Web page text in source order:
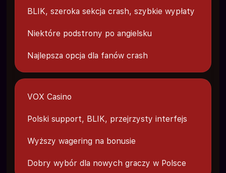
BLIK, szeroka sekcja crash, szybkie wypłaty
Niektóre podstrony po angielsku
Najlepsza opcja dla fanów crash
VOX Casino
Polski support, BLIK, przejrzysty interfejs
Wyższy wagering na bonusie
Dobry wybór dla nowych graczy w Polsce